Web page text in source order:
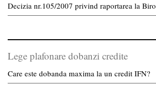
Decizia nr.105/2007 privind raportarea la
Lege plafonare dobanzi credite
Care este dobanda maxima la un credit IFN?